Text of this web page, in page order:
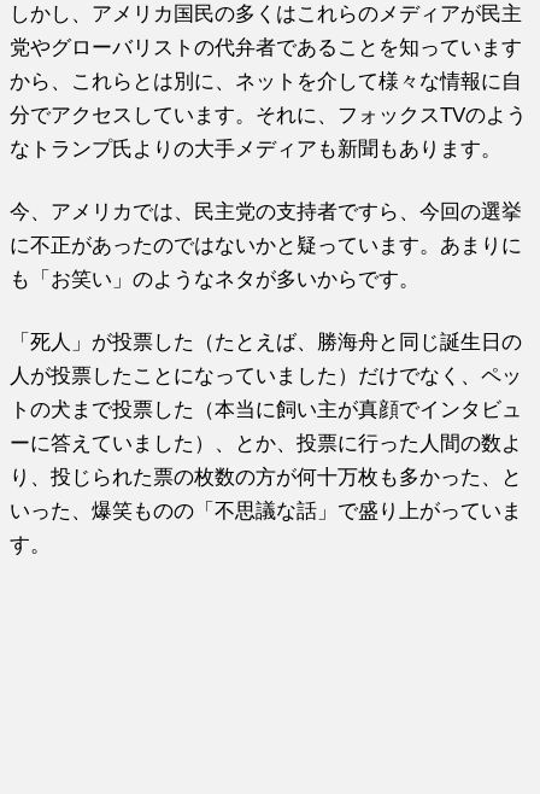
しかし、アメリカ国民の多くはこれらのメディアが民主
党やグローバリストの代弁者であることを知っています
から、これらとは別に、ネットを介して様々な情報に自
分でアクセスしています。それに、フォックスTVのよう
なトランプ氏よりの大手メディアも新聞もあります。
今、アメリカでは、民主党の支持者ですら、今回の選挙
に不正があったのではないかと疑っています。あまりに
も「お笑い」のようなネタが多いからです。
「死人」が投票した（たとえば、勝海舟と同じ誕生日の
人が投票したことになっていました）だけでなく、ペッ
トの犬まで投票した（本当に飼い主が真顔でインタビュ
ーに答えていました）、とか、投票に行った人間の数よ
り、投じられた票の枚数の方が何十万枚も多かった、と
いった、爆笑ものの「不思議な話」で盛り上がっていま
す。